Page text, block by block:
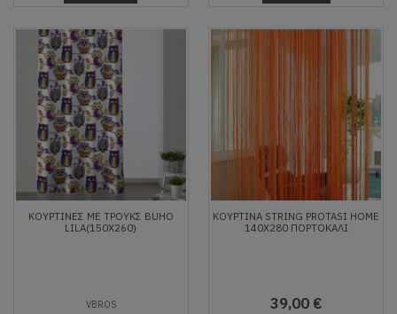
ΚΟΥΡΤΙΝΕΣ ΜΕ ΤΡΟΥΚΣ BUHO
LILA(150X260)
VBROS
ΚΟΥΡΤΙΝΑ STRING PROTASI HOME
140X280 ΠΟΡΤΟΚΑΛΙ
39,00 €